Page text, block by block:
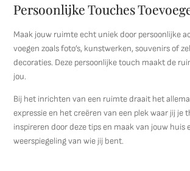
Persoonlijke Touches
Maak jouw ruimte echt uniek door persoonlijke
voegen zoals foto’s, kunstwerken, souvenirs of
decoraties. Deze persoonlijke touch maakt de
jou.
Bij het inrichten van een ruimte draait het
expressie en het creëren van een plek waar jij je
inspireren door deze tips en maak van jouw huis
weerspiegeling van wie jij bent.